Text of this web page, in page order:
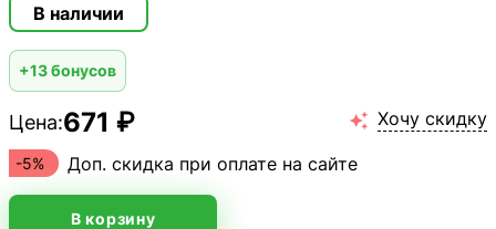
В наличии
+13 бонусов
Цена:671 ₽  Хочу скидку
-5% Доп. скидка при оплате на сайте
В корзину